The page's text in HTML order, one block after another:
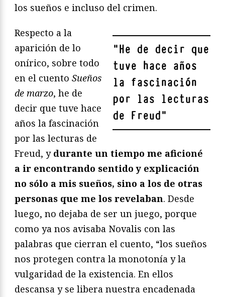
los sueños e incluso del crimen.
"He de decir que
tuve hace años
la fascinación
por las lecturas
de Freud"
Respecto a la
aparición de lo
onírico, sobre todo
en el cuento Sueños
de marzo, he de
decir que tuve hace
años la fascinación
por las lecturas de
Freud, y durante un tiempo me aficioné
a ir encontrando sentido y explicación
no sólo a mis sueños, sino a los de otras
personas que me los revelaban. Desde
luego, no dejaba de ser un juego, porque
como ya nos avisaba Novalis con las
palabras que cierran el cuento, “los sueños
nos protegen contra la monotonía y la
vulgaridad de la existencia. En ellos
descansa y se libera nuestra encadenada